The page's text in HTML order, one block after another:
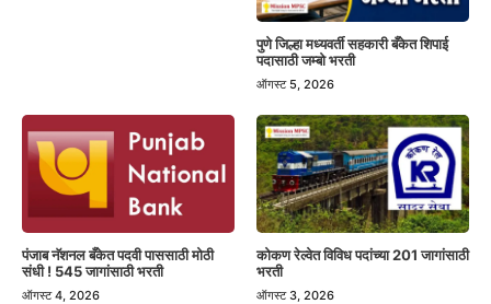
पुणे जिल्हा मध्यवर्ती सहकारी बँकेत शिपाई
पदासाठी जम्बो भरती
ऑगस्ट 5, 2026
पंजाब नॅशनल बँकेत पदवी पाससाठी मोठी
संधी ! 545 जागांसाठी भरती
ऑगस्ट 4, 2026
कोकण रेल्वेत विविध पदांच्या 201 जागांसाठी
भरती
ऑगस्ट 3, 2026